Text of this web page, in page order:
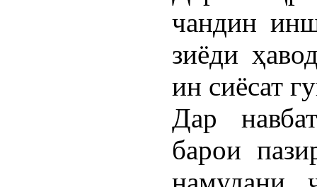
чандин
зиёди
ин сиёсат
Дар
барои